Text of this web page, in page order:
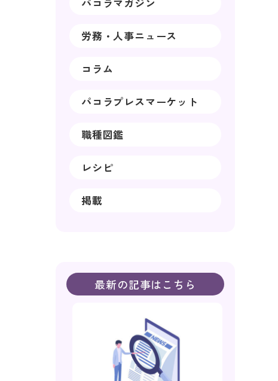
労務・人事ニュース
コラム
パコラプレスマーケット
職種図鑑
レシピ
掲載
最新の記事はこちら